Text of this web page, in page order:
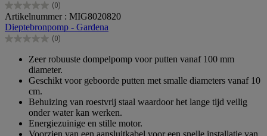
(0)
0.0
van
de
5
Artikelnummer : MIG8020820
Dieptebronpomp - Gardena
(0)
0.0
sterren.
Zeer robuuste dompelpomp voor putten vanaf 100 mm
diameter.
Geschikt voor geboorde putten met smalle diameters vanaf 10
cm.
Behuizing van roestvrij staal waardoor het lange tijd veilig
onder water kan werken.
Energiezuinige en stille motor.
Voorzien van een aansluitkabel voor een snelle installatie van